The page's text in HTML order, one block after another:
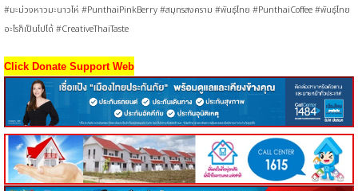
#มะม่วงหาวมะนาวโห่ #PunthaiPinkBerry #สมุทรสงคราม #พันธุ์ไทย #PunthaiCoffee #พันธุ์ไทย
อะไรก็เป็นไปได้ #CreativeThaiTaste
Click Donate Support Web